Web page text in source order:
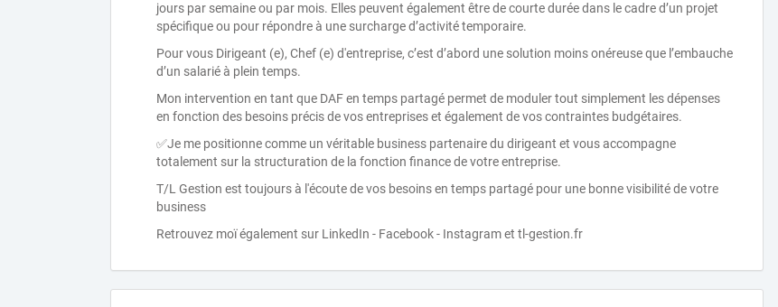
jours par semaine ou par mois. Elles peuvent également être de courte durée dans le cadre d’un projet
spécifique ou pour répondre à une surcharge d’activité temporaire.
Pour vous Dirigeant (e), Chef (e) d'entreprise, c’est d’abord une solution moins onéreuse que l’embauche
d’un salarié à plein temps.
Mon intervention en tant que DAF en temps partagé permet de moduler tout simplement les dépenses
en fonction des besoins précis de vos entreprises et également de vos contraintes budgétaires.
✅Je me positionne comme un véritable business partenaire du dirigeant et vous accompagne
totalement sur la structuration de la fonction finance de votre entreprise.
T/L Gestion est toujours à l'écoute de vos besoins en temps partagé pour une bonne visibilité de votre
business
Retrouvez moï également sur LinkedIn - Facebook - Instagram et tl-gestion.fr